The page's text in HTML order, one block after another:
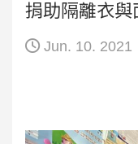
捐助隔離衣與
Jun. 10. 2021